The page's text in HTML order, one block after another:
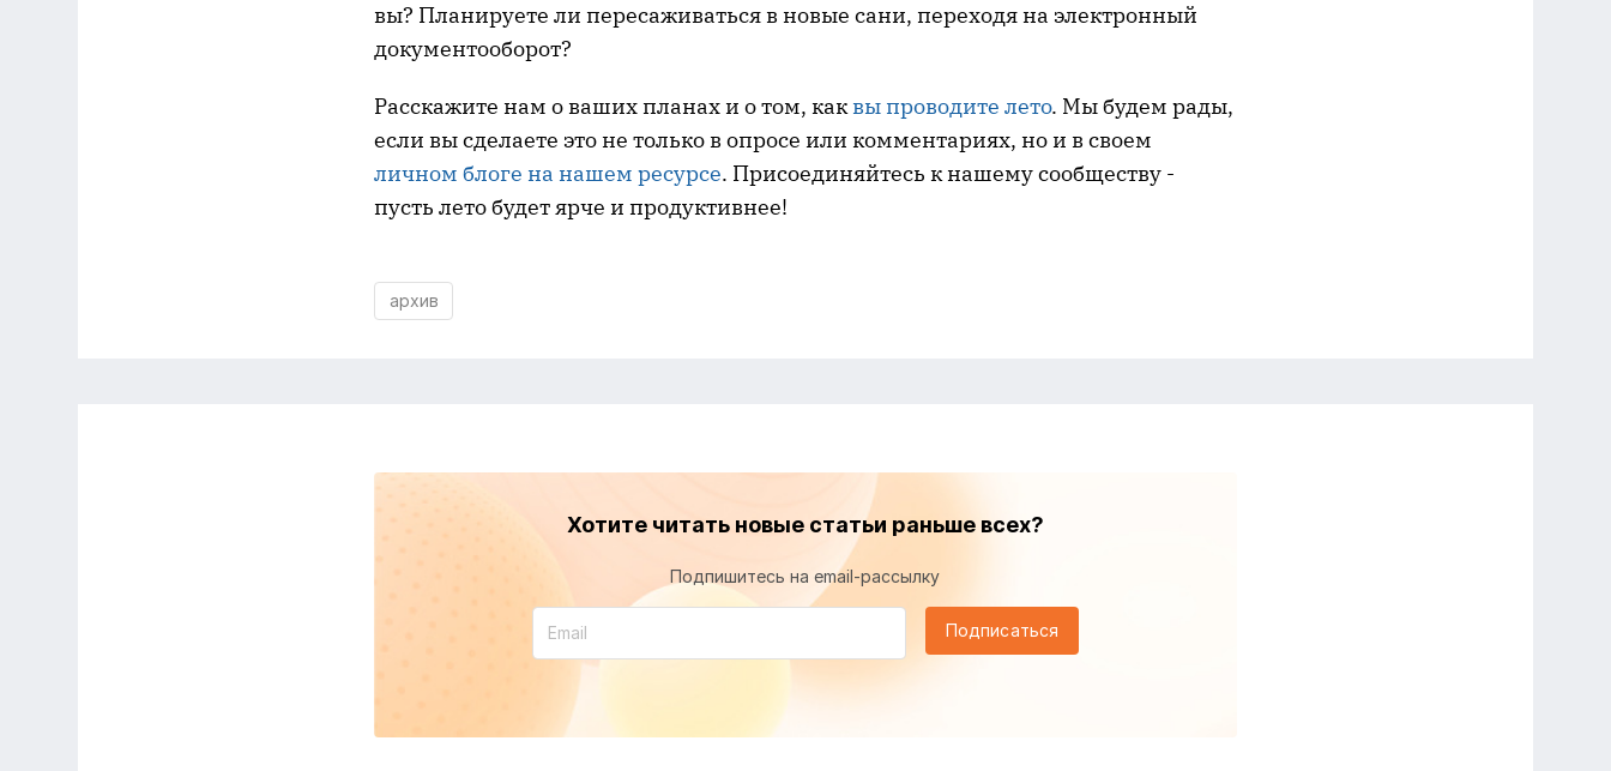
вы? Планируете ли пересаживаться в новые сани, переходя на электронный
документооборот?
Расскажите нам о ваших планах и о том, каквы проводите лето. Мы будем рады,
если вы сделаете это не только в опросе или комментариях, но и в своем
личном блоге на нашем ресурсе. Присоединяйтесь к нашему сообществу -
пусть лето будет ярче и продуктивнее!
архив
Хотите читать новые статьи раньше всех?
Подпишитесь на email-рассылку
Подписаться